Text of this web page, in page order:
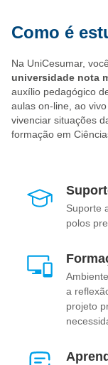
Como é
Na UniCesumar,
universidade nota
auxílio pedagógico
aulas on-line, ao
vivenciar situações
formação em
Suporte
polos
a
projeto